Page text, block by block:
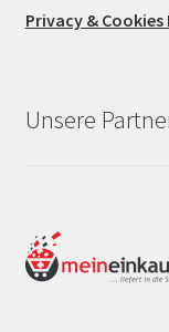
Privacy & Cookies
Unsere